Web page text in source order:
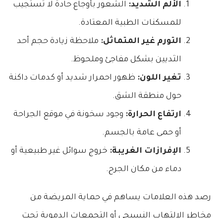
الألم الشديد: الشعور بأوجاع حادة لا تستجيب
للمسكنات الطبية المعتادة.
التورم غير المتماثل: ملاحظة زيادة حجم أحد
الثديين بشكل مفاجئ وملحوظ.
تغير اللون: ظهور احمرار شديد أو كدمات داكنة
حول منطقة الشق.
ارتفاع الحرارة: وجود سخونة في موقع الجراحة
أو حمى عامة بالجسم.
الإفرازات الغريبة: خروج سوائل غير طبيعية أو
دماء من مكان الجرح.
رصد هذه العلامات يساهم في حماية المريضة من
مخاطر الالتهاب النسيجي أو التجمعات الدموية تحت